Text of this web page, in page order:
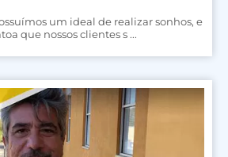
um ideal de realizar sonhos, e
que nossos clientes s ...